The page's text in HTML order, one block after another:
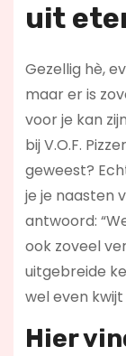
uit
Gezellig hè,
maar er is
voor je kan
bij V.O.F.
geweest?
je je naasten
antwoord:
ook zoveel
uitgebreide
wel even
Hier